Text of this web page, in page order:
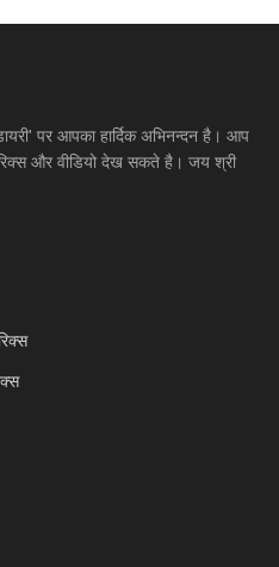
पर आपका हार्दिक अभिनन्दन है। आप
और वीडियो देख सकते है। जय श्री